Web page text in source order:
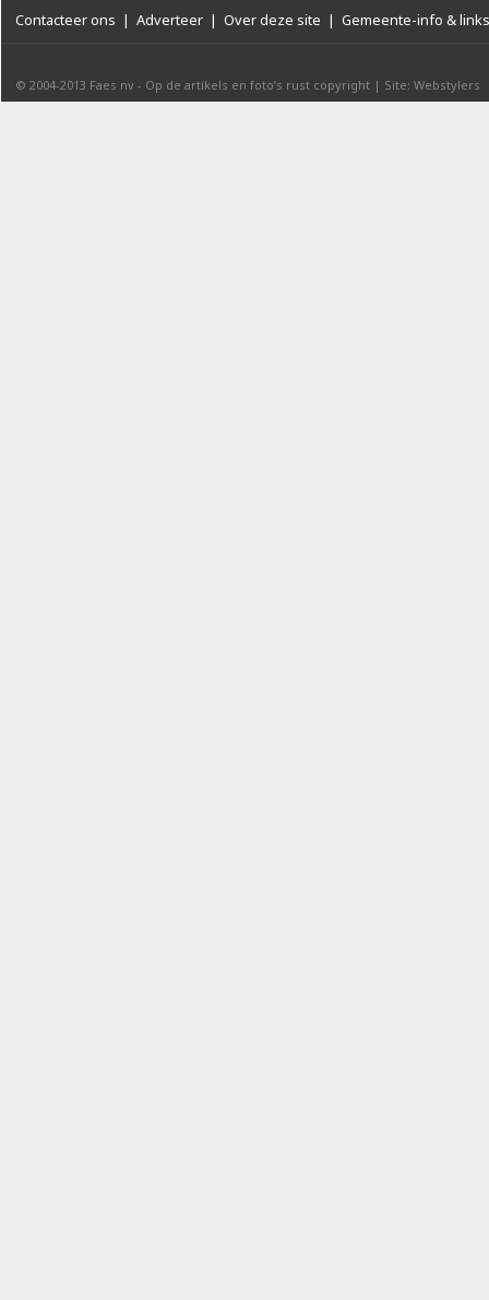
Contacteer ons | Adverteer | Over deze site | Gemeente-info & links
© 2004-2013 Faes nv - Op de artikels en foto’s rust copyright | Site: Webstylers